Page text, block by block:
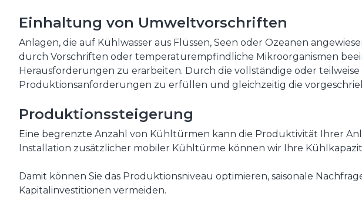
Einhaltung von Umweltvorschriften
Anlagen, die auf Kühlwasser aus Flüssen, Seen oder Ozeanen
durch Vorschriften oder temperaturempfindliche Mikroorganismen
Herausforderungen zu erarbeiten. Durch die vollständige oder
Produktionsanforderungen zu erfüllen und gleichzeitig die
Produktionssteigerung
Eine begrenzte Anzahl von Kühltürmen kann die Produktivität Ihrer
Installation zusätzlicher mobiler Kühltürme können wir Ihre
Damit können Sie das Produktionsniveau optimieren, saisonale
Kapitalinvestitionen vermeiden.